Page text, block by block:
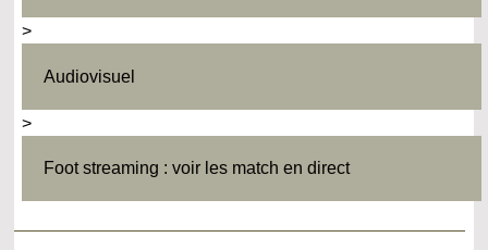
>
Audiovisuel
>
Foot streaming : voir les match en direct